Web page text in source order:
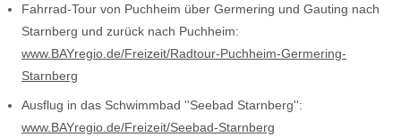
Fahrrad-Tour von Puchheim über Germering und Gauting nach
Starnberg und zurück nach Puchheim:
www.BAYregio.de/Freizeit/Radtour-Puchheim-Germering-
Starnberg
Ausflug in das Schwimmbad ''Seebad Starnberg'':
www.BAYregio.de/Freizeit/Seebad-Starnberg